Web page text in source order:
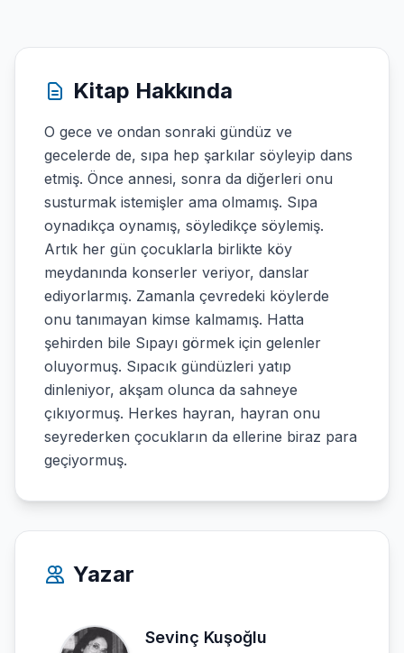
Kitap Hakkında
O gece ve ondan sonraki gündüz ve
gecelerde de, sıpa hep şarkılar söyleyip dans
etmiş. Önce annesi, sonra da diğerleri onu
susturmak istemişler ama olmamış. Sıpa
oynadıkça oynamış, söyledikçe söylemiş.
Artık her gün çocuklarla birlikte köy
meydanında konserler veriyor, danslar
ediyorlarmış. Zamanla çevredeki köylerde
onu tanımayan kimse kalmamış. Hatta
şehirden bile Sıpayı görmek için gelenler
oluyormuş. Sıpacık gündüzleri yatıp
dinleniyor, akşam olunca da sahneye
çıkıyormuş. Herkes hayran, hayran onu
seyrederken çocukların da ellerine biraz para
geçiyormuş.
Yazar
Sevinç Kuşoğlu